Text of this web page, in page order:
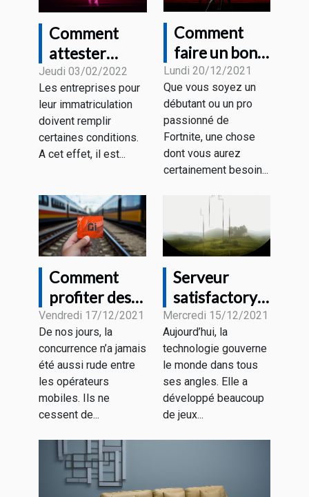
Comment
attester
juridiquement
de l’existence
de votre
entreprise ?
Jeudi 03/02/2022
Les entreprises pour
leur immatriculation
doivent remplir
certaines conditions.
A cet effet, il est...
Comment
faire un bon
choix de
souris gamer
pour Fortnite
?
Lundi 20/12/2021
Que vous soyez un
débutant ou un pro
passionné de
Fortnite, une chose
dont vous aurez
certainement besoin...
Comment
profiter des
forfaits
mobiles sans
engagement
?
Vendredi 17/12/2021
De nos jours, la
concurrence n’a jamais
été aussi rude entre
les opérateurs
mobiles. Ils ne
cessent de...
Serveur
satisfactory :
Que retenir ?
Mercredi 15/12/2021
Aujourd’hui, la
technologie gouverne
le monde dans tous
ses angles. Elle a
développé beaucoup
de jeux...